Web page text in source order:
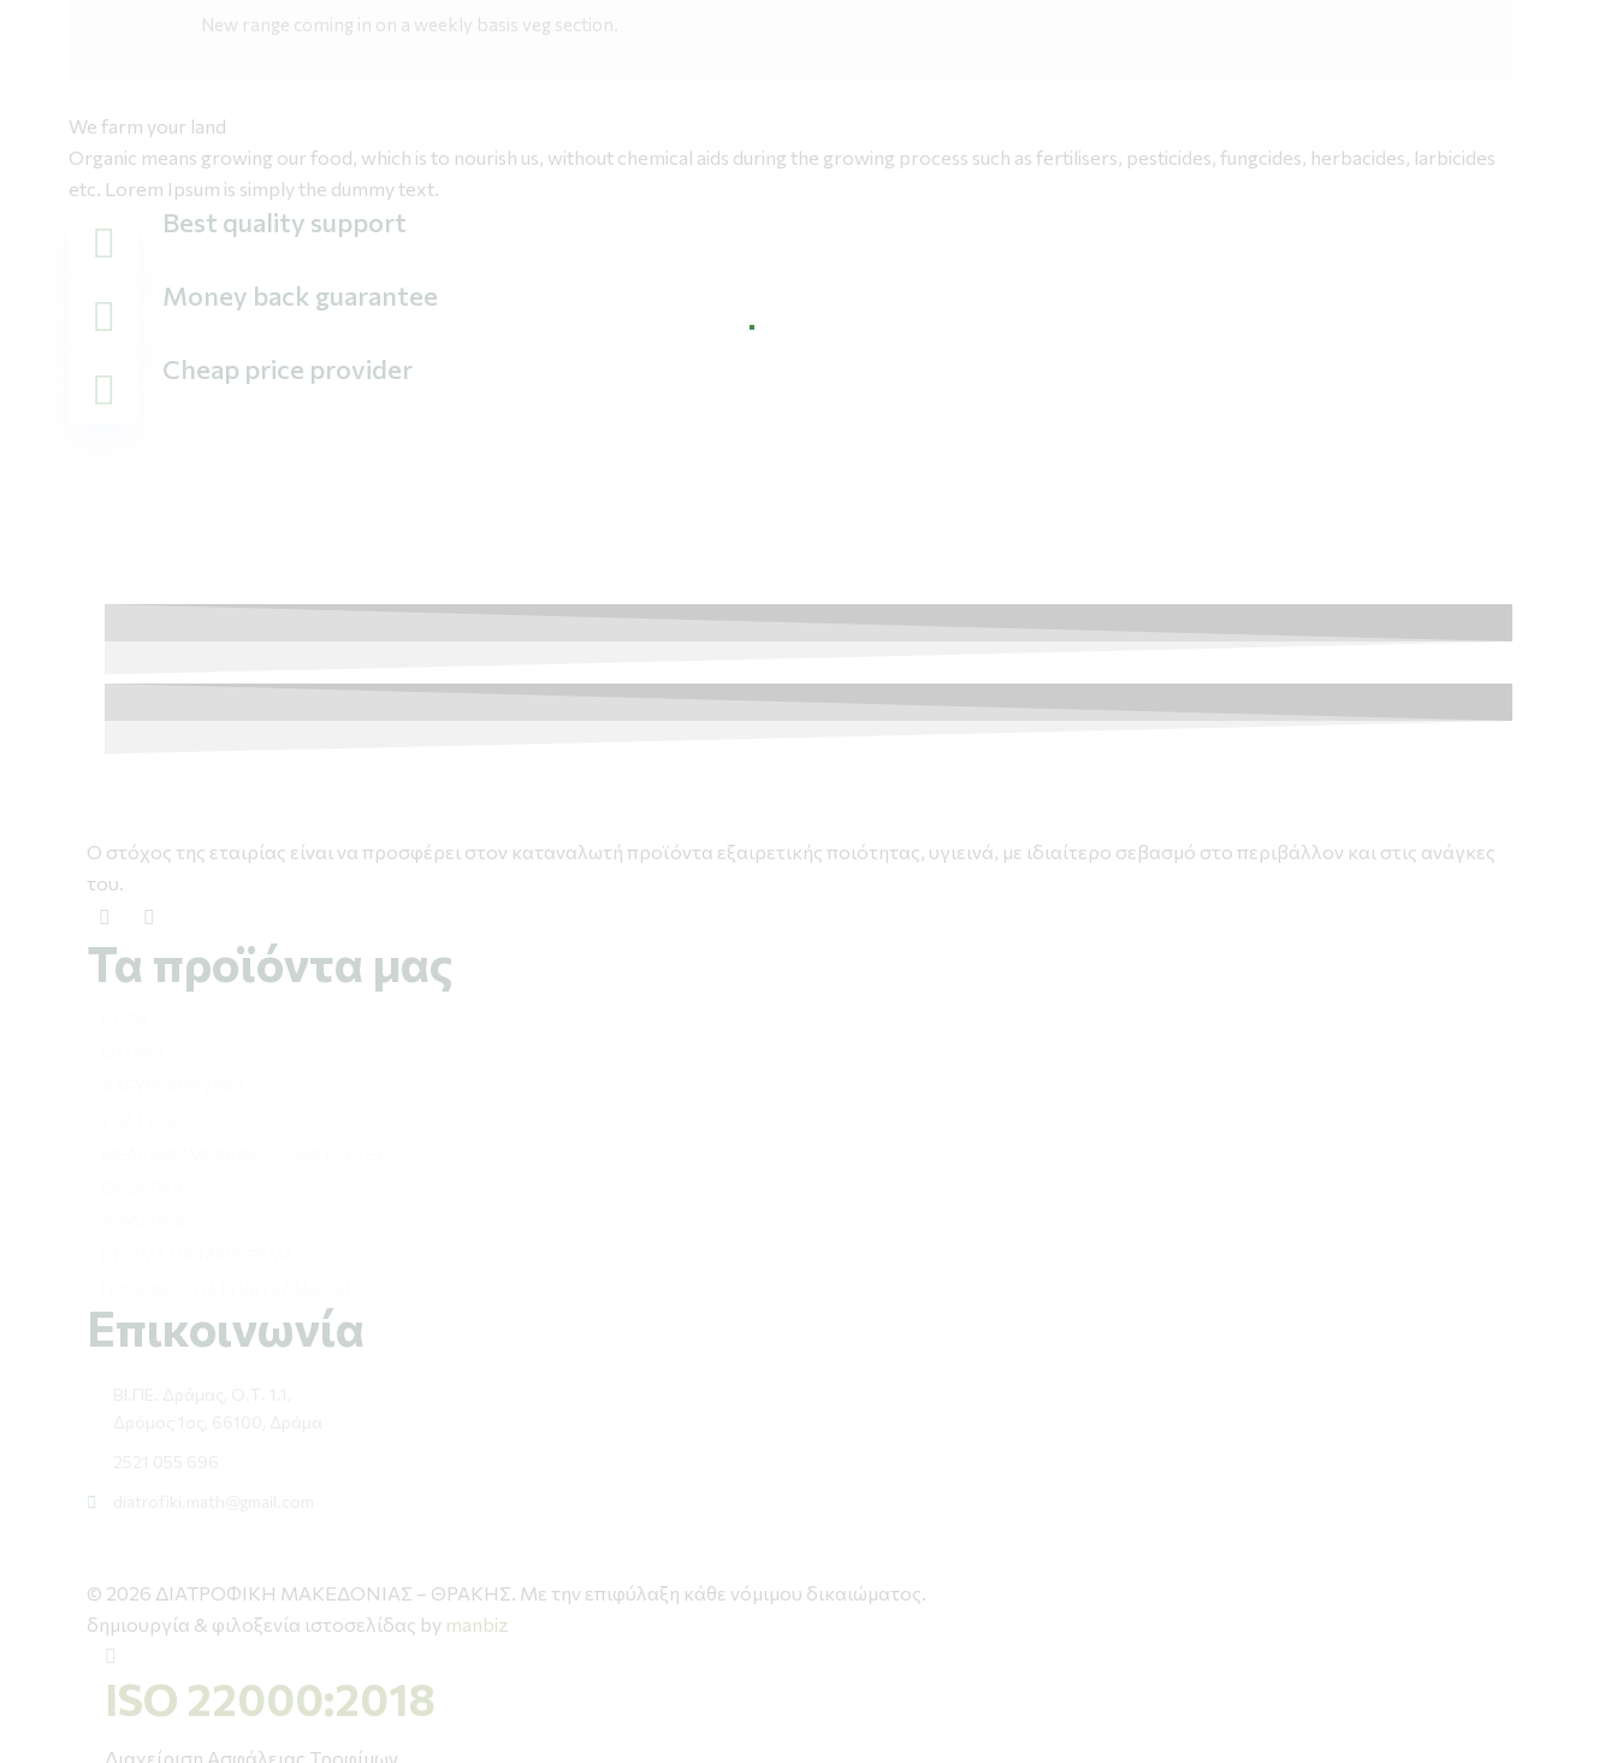
New range coming in on a weekly basis veg section.
We farm your land
Organic means growing our food, which is to nourish us, without chemical aids during the growing process such as fertilisers, pesticides, fungcides, herbacides, larbicides
etc. Lorem Ipsum is simply the dummy text.
Best quality support
Money back guarantee
Cheap price provider
O στόχος της εταιρίας είναι να προσφέρει στον καταναλωτή προϊόντα εξαιρετικής ποιότητας, υγιεινά, με ιδιαίτερο σεβασμό στο περιβάλλον και στις ανάγκες
του.
Τα προϊόντα μας
Επικοινωνία
© 2026 ΔΙΑΤΡΟΦΙΚΗ ΜΑΚΕΔΟΝΙΑΣ – ΘΡΑΚΗΣ. Με την επιφύλαξη κάθε νόμιμου δικαιώματος.
δημιουργία & φιλοξενία ιστοσελίδας by manbiz
ISO 22000:2018
Διαχείριση Ασφάλειας Τροφίμων